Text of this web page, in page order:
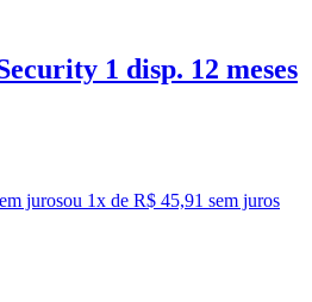
1 disp. 12 meses
jurosou 1x de R$ 45,91 sem juros